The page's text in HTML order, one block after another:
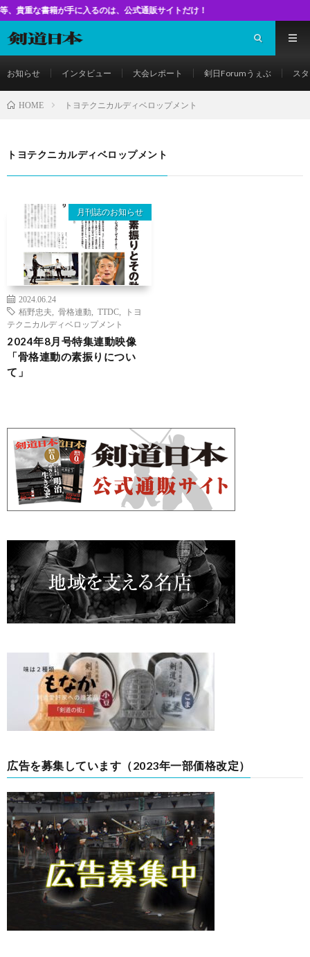
が手に入るのは、公式通販サイトだけ！
お知らせ インタビュー 大会レポート 剣日Forumうぇぶ ス
HOME トヨテクニカルディベロップメント
トヨテクニカルディベロップメント
月刊誌のお知らせ
2024.06.24
栢野忠夫
骨格連動 TTDC
トヨ
テクニカルディベロップメント
2024年8月号特集連動映像
「骨格連動の素振りについ
て」
広告を募集しています（2023年一部価格改定）